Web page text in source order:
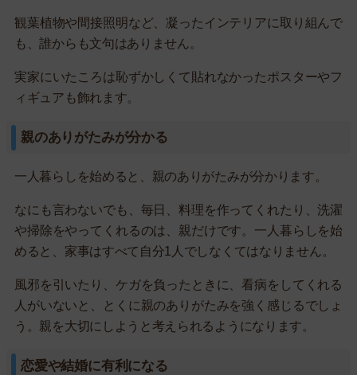
観葉植物や間接照明など、凝ったインテリアに取り組んで
も、誰からも文句はありません。
実家にいたころは恥ずかしくて貼れなかったポスターやフ
ィギュアも飾れます。
親のありがたみが分かる
一人暮らしを始めると、親のありがたみが分かります。
なにも言わないでも、毎日、料理を作ってくれたり、洗濯
や掃除をやってくれるのは、親だけです。一人暮らしを始
めると、家事はすべて自分1人でしなくてはなりません。
風邪を引いたり、ケガを負ったときに、看病をしてくれる
人がいないと、とくに親のありがたみを強く感じるでしょ
う。親を大切にしようと考えられるようになります。
恋愛や結婚に有利になる